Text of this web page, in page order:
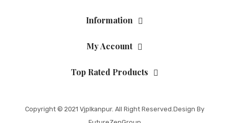
Information
My Account
Top Rated Products
Copyright © 2021 Vjplkanpur. All Right Reserved.Design By